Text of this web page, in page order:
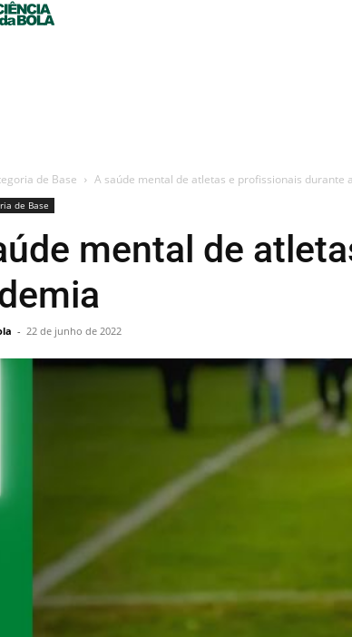
de Base A saúde mental de atletas e profissionais durante
de Base
mental de
- 22 de junho de 2022